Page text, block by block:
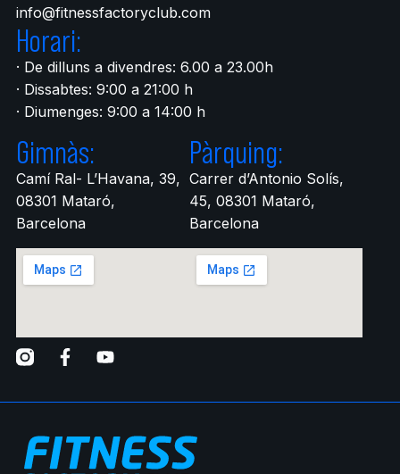
info@fitnessfactoryclub.com
Horari:
· De dilluns a divendres: 6.00 a 23.00h
· Dissabtes: 9:00 a 21:00 h
· Diumenges: 9:00 a 14:00 h
Gimnàs:
Camí Ral- L’Havana, 39,
08301 Mataró,
Barcelona
Pàrquing:
Carrer d’Antonio Solís,
45, 08301 Mataró,
Barcelona